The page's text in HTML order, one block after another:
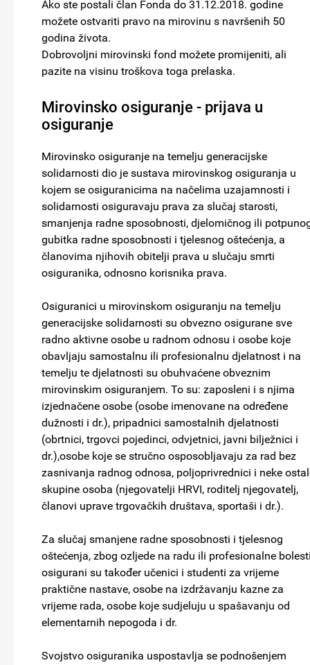
Ako ste postali član Fonda do 31.12.2018. godine
možete ostvariti pravo na mirovinu s navršenih 50
godina života.
Dobrovoljni mirovinski fond možete promijeniti, ali
pazite na visinu troškova toga prelaska.
Mirovinsko osiguranje - prijava u
osiguranje
Mirovinsko osiguranje na temelju generacijske
solidarnosti dio je sustava mirovinskog osiguranja u
kojem se osiguranicima na načelima uzajamnosti i
solidarnosti osiguravaju prava za slučaj starosti,
smanjenja radne sposobnosti, djelomičnog ili
gubitka radne sposobnosti i tjelesnog oštećenja, a
članovima njihovih obitelji prava u slučaju smrti
osiguranika, odnosno korisnika prava.
Osiguranici u mirovinskom osiguranju na temelju
generacijske solidarnosti su obvezno osigurane sve
radno aktivne osobe u radnom odnosu i osobe koje
obavljaju samostalnu ili profesionalnu djelatnost i na
temelju te djelatnosti su obuhvaćene obveznim
mirovinskim osiguranjem. To su: zaposleni i s njima
izjednačene osobe (osobe imenovane na određene
dužnosti i dr.), pripadnici samostalnih djelatnosti
(obrtnici, trgovci pojedinci, odvjetnici, javni bilježnici i
dr.),osobe koje se stručno osposobljavaju za rad bez
zasnivanja radnog odnosa, poljoprivrednici i neke
skupine osoba (njegovatelji HRVI, roditelj njegovatelj,
članovi uprave trgovačkih društava, sportaši i dr.).
Za slučaj smanjene radne sposobnosti i tjelesnog
oštećenja, zbog ozljede na radu ili profesionalne
osigurani su također učenici i studenti za vrijeme
praktične nastave, osobe na izdržavanju kazne za
vrijeme rada, osobe koje sudjeluju u spašavanju od
elementarnih nepogoda i dr.
Svojstvo osiguranika uspostavlja se podnošenjem